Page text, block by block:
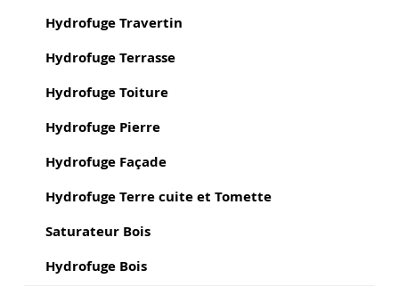
Hydrofuge Travertin
Hydrofuge Terrasse
Hydrofuge Toiture
Hydrofuge Pierre
Hydrofuge Façade
Hydrofuge Terre cuite et Tomette
Saturateur Bois
Hydrofuge Bois